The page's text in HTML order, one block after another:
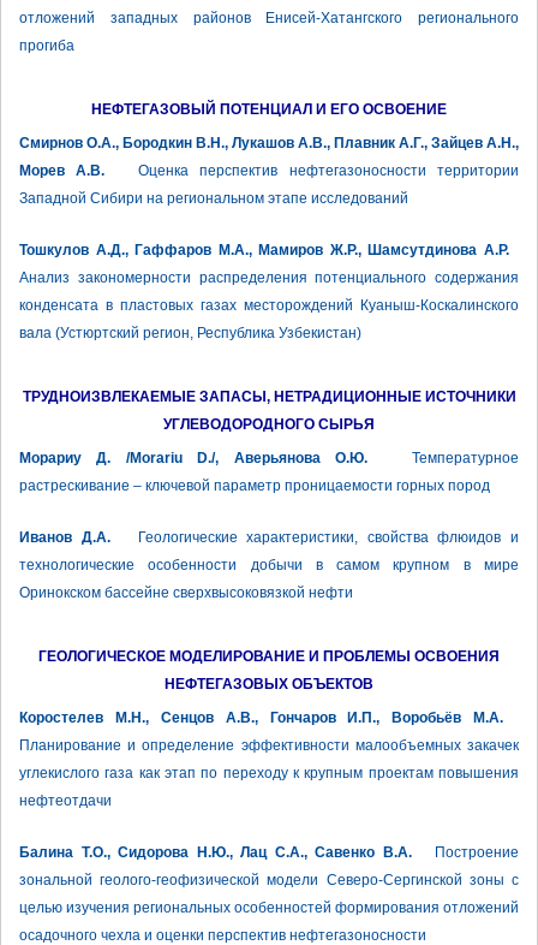
отложений западных районов Енисей-Хатангского регионального
прогиба
НЕФТЕГАЗОВЫЙ ПОТЕНЦИАЛ И ЕГО ОСВОЕНИЕ
Смирнов О.А., Бородкин В.Н., Лукашов А.В., Плавник А.Г., Зайцев А.Н.,
Морев А.В. Оценка перспектив нефтегазоносности территории
Западной Сибири на региональном этапе исследований
Тошкулов А.Д., Гаффаров М.А., Мамиров Ж.Р., Шамсутдинова А.Р.
Анализ закономерности распределения потенциального содержания
конденсата в пластовых газах месторождений Куаныш-Коскалинского
вала (Устюртский регион, Республика Узбекистан)
ТРУДНОИЗВЛЕКАЕМЫЕ ЗАПАСЫ, НЕТРАДИЦИОННЫЕ ИСТОЧНИКИ
УГЛЕВОДОРОДНОГО СЫРЬЯ
Морариу Д. /Morariu D./, Аверьянова О.Ю.Температурное
растрескивание – ключевой параметр проницаемости горных пород
Иванов Д.А.Геологические характеристики, свойства флюидов и
технологические особенности добычи в самом крупном в мире
Оринокском бассейне сверхвысоковязкой нефти
ГЕОЛОГИЧЕСКОЕ МОДЕЛИРОВАНИЕ И ПРОБЛЕМЫ ОСВОЕНИЯ
НЕФТЕГАЗОВЫХ ОБЪЕКТОВ
Коростелев М.Н., Сенцов А.В., Гончаров И.П., Воробьёв М.А.
Планирование и определение эффективности малообъемных закачек
углекислого газа как этап по переходу к крупным проектам повышения
нефтеотдачи
Балина Т.О., Сидорова Н.Ю., Лац С.А., Савенко В.А.Построение
зональной геолого-геофизической модели Северо-Сергинской зоны с
целью изучения региональных особенностей формирования отложений
осадочного чехла и оценки перспектив нефтегазоносности